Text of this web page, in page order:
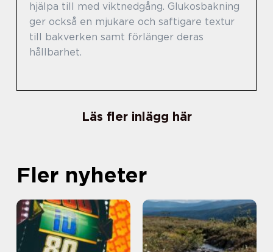
hjälpa till med viktnedgång. Glukosbakning
ger också en mjukare och saftigare textur
till bakverken samt förlänger deras
hållbarhet.
Läs fler inlägg här
Fler nyheter